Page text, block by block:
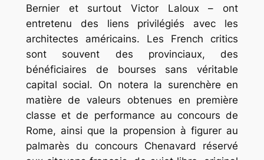
Bernier et surtout Victor Laloux – ont
entretenu des liens privilégiés avec les
architectes américains. Les French critics
sont souvent des provinciaux, des
bénéficiaires de bourses sans véritable
capital social. On notera la surenchère en
matière de valeurs obtenues en première
classe et de performance au concours de
Rome, ainsi que la propension à figurer au
palmarès du concours Chenavard réservé